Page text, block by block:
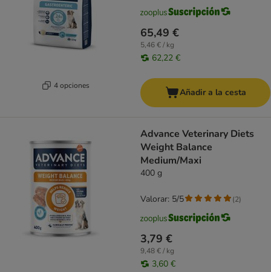
4 opciones
65,49 €
5,46 € / kg
62,22 €
Añadir a la cesta
Advance Veterinary Diets
Weight Balance
Medium/Maxi
400 g
3,79 €
9,48 € / kg
3,60 €
Valorar: 5/5 (2)